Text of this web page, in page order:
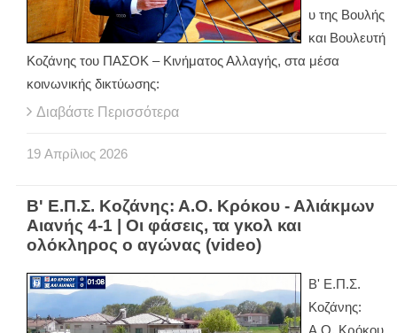
υ της Βουλής
και Βουλευτή
Κοζάνης του ΠΑΣΟΚ – Κινήματος Αλλαγής, στα μέσα
κοινωνικής δικτύωσης:
Διαβάστε Περισσότερα
19 Απρίλιος 2026
Β' Ε.Π.Σ. Κοζάνης: Α.Ο. Κρόκου - Αλιάκμων
Αιανής 4-1 | Οι φάσεις, τα γκολ και
ολόκληρος ο αγώνας (video)
Β' Ε.Π.Σ.
Κοζάνης:
Α.Ο. Κρόκου